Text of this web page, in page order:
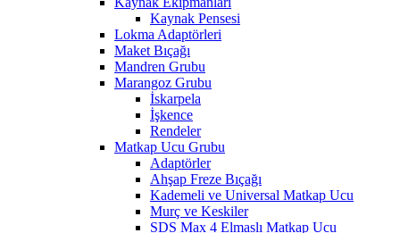
Kaynak Pensesi
Lokma Adaptörleri
Maket Bıçağı
Mandren Grubu
Marangoz Grubu
İskarpela
İşkence
Rendeler
Matkap Ucu Grubu
Adaptörler
Ahşap Freze Bıçağı
Kademeli ve Universal Matkap Ucu
Murç ve Keskiler
SDS Max 4 Elmaslı Matkap Ucu